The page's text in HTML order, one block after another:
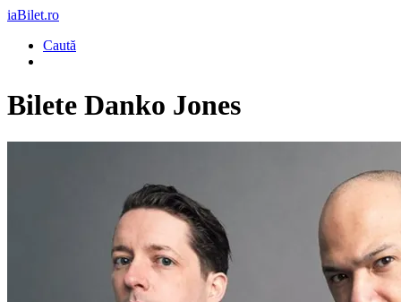
iaBilet.ro
Caută
Bilete Danko Jones